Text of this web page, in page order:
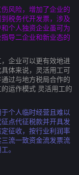
风险，增加了企业的
税务代开发票，涉及
个人独资企业虽可为
导二企业和新业态的
企业可以更有效地进
体来说，灵活用工可
过与地方税局合作的
运作模式 灵活用工的
个人临时经营且难以
点代征税款并开具发
征收，按行业利润率
流一致资金流发票流
。